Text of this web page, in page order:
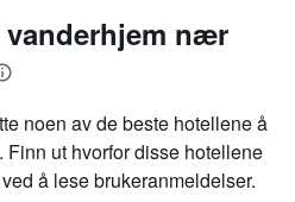
vanderhjem nær
noen av de beste hotellene å
ut hvorfor disse hotellene
å lese brukeranmeldelser.